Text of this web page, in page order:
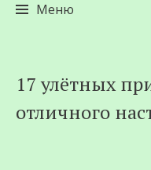
Меню
к
содержимому
17 улётных
отличного